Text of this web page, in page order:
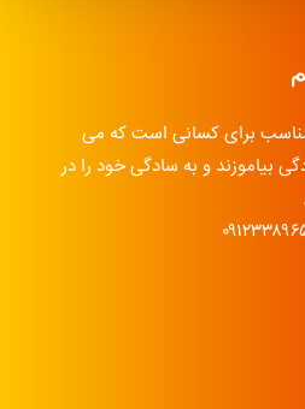
مناسب برای کسانی است که می
بیاموزند و به سادگی خود را در